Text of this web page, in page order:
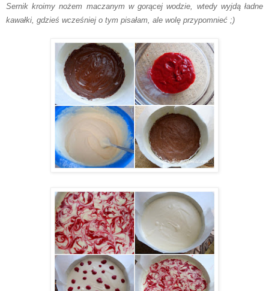
Sernik kroimy nożem maczanym w gorącej wodzie, wtedy wyjdą ładne
kawałki, gdzieś wcześniej o tym pisałam, ale wolę przypomnieć ;)